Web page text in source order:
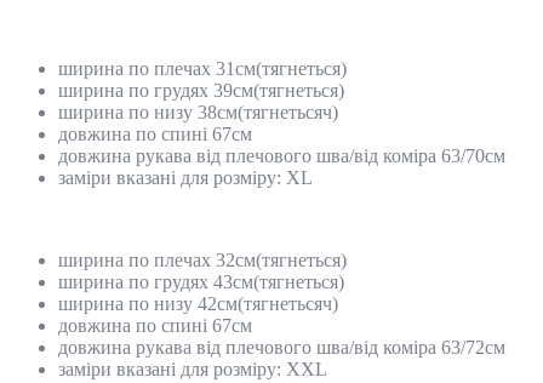
ширина по плечах 31см(тягнеться)
ширина по грудях 39см(тягнеться)
ширина по низу 38см(тягнетьсяч)
довжина по спині 67см
довжина рукава від плечового шва/від коміра 63/70см
заміри вказані для розміру: XL
ширина по плечах 32см(тягнеться)
ширина по грудях 43см(тягнеться)
ширина по низу 42см(тягнетьсяч)
довжина по спині 67см
довжина рукава від плечового шва/від коміра 63/72см
заміри вказані для розміру: XХL